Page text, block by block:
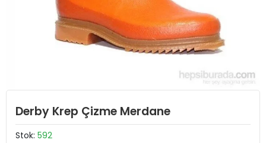
Derby Krep Çizme Merdane
Stok: 592